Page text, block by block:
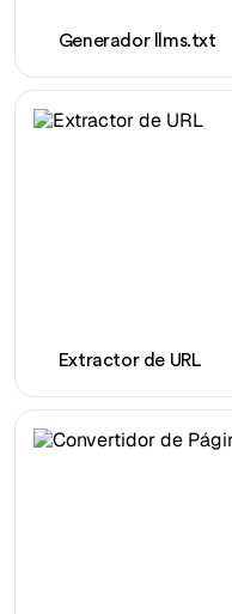
Generador llms.txt
Extractor de URL